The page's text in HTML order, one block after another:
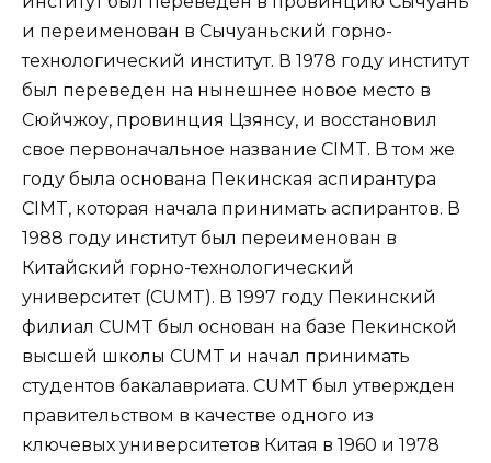
и переименован в Сычуаньский горно-
технологический институт. В 1978 году институт
был переведен на нынешнее новое место в
Сюйчжоу, провинция Цзянсу, и восстановил
свое первоначальное название CIMT. В том же
году была основана Пекинская аспирантура
CIMT, которая начала принимать аспирантов. В
1988 году институт был переименован в
Китайский горно-технологический
университет (CUMT). В 1997 году Пекинский
филиал CUMT был основан на базе Пекинской
высшей школы CUMT и начал принимать
студентов бакалавриата. CUMT был утвержден
правительством в качестве одного из
ключевых университетов Китая в 1960 и 1978